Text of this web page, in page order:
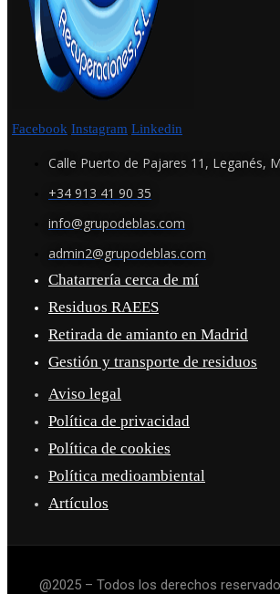
Facebook Instagram Linkedin
Calle Puerto de Pajares 11, Leganés,
+34 913 41 90 35
info@grupodeblas.com
admin2@grupodeblas.com
Chatarrería cerca de mí
Residuos RAEES
Retirada de amianto en Madrid
Gestión y transporte de residuos
Aviso legal
Política de privacidad
Política de cookies
Política medioambiental
Artículos
@2025 – Todos los derechos